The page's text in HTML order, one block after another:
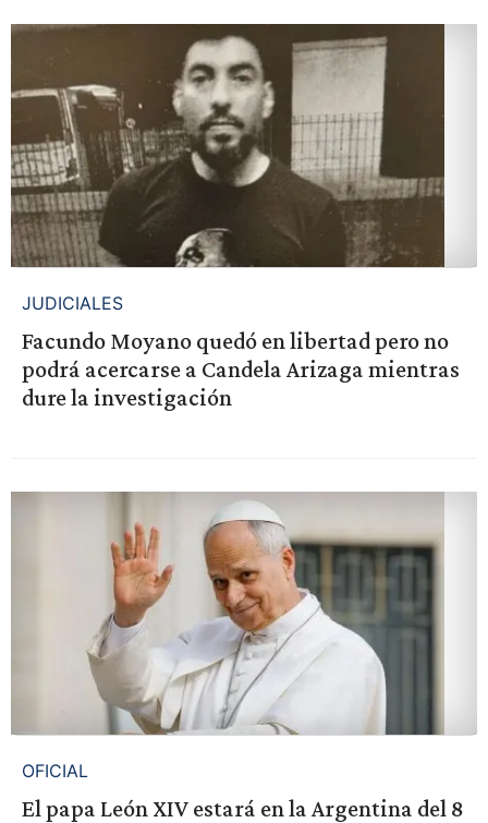
JUDICIALES
Facundo Moyano quedó en libertad pero no
podrá acercarse a Candela Arizaga mientras
dure la investigación
OFICIAL
El papa León XIV estará en la Argentina del 8